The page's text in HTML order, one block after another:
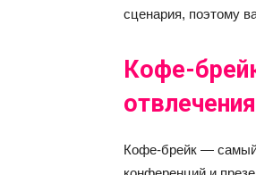
сценария, поэтому
Кофе-
Кофе-брейк — самый